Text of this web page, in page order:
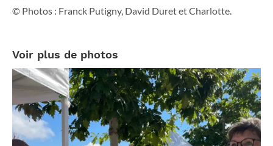
© Photos : Franck Putigny, David Duret et Charlotte.
Voir plus de photos